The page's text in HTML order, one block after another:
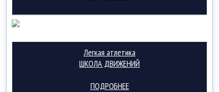
Легкая атлетика
ШКОЛА ДВИЖЕНИЙ
ПОДРОБНЕЕ